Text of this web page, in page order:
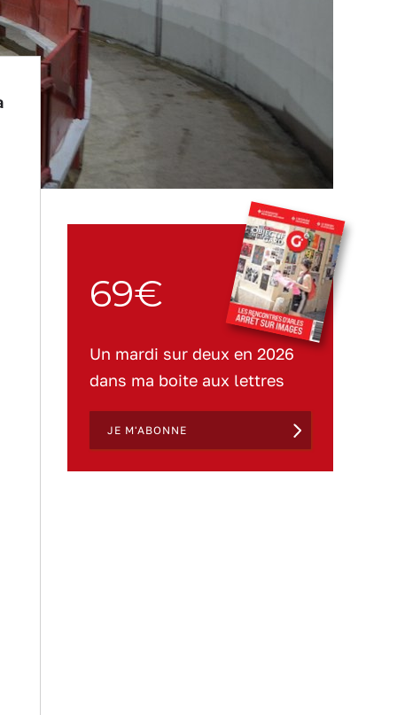
69€
Un mardi sur deux en 2026
dans ma boite aux lettres
JE M'ABONNE